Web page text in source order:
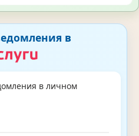
в
в личном